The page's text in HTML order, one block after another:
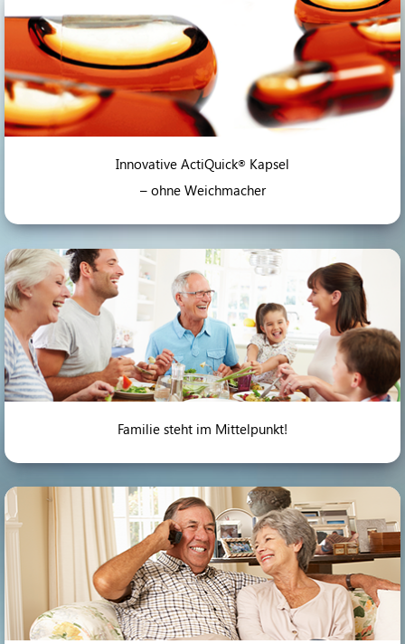
Innovative ActiQuick® Kapsel
– ohne Weichmacher
Familie steht im Mittelpunkt!